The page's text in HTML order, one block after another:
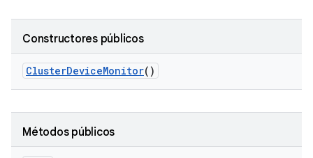
Constructores públicos
ClusterDeviceMonitor()
Métodos públicos